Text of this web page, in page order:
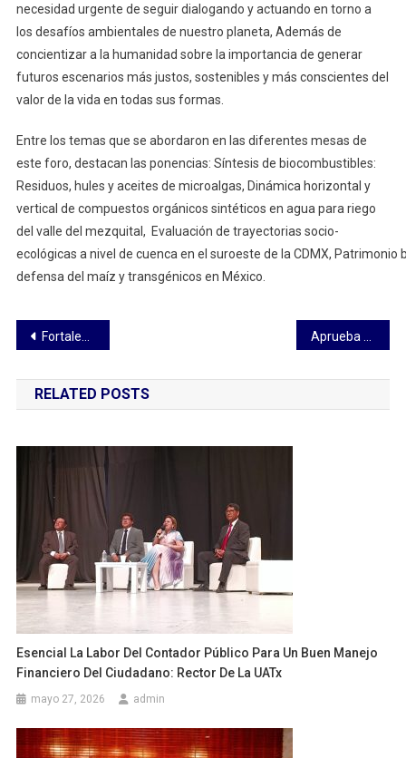
necesidad urgente de seguir dialogando y actuando en torno a
los desafíos ambientales de nuestro planeta, Además de
concientizar a la humanidad sobre la importancia de generar
futuros escenarios más justos, sostenibles y más conscientes del
valor de la vida en todas sus formas.
Entre los temas que se abordaron en las diferentes mesas de
este foro, destacan las ponencias: Síntesis de biocombustibles:
Residuos, hules y aceites de microalgas, Dinámica horizontal y
vertical de compuestos orgánicos sintéticos en agua para riego
del valle del mezquital, Evaluación de trayectorias socio-
ecológicas a nivel de cuenca en el suroeste de la CDMX,
defensa del maíz y transgénicos en México.
Navegación
de
entradas
Fortalece Congreso del Estado lazos diplomáticos con el Reino de Marruecos
RELATED POSTS
Esencial La Labor Del Contador Público Para Un Buen Manejo
Financiero Del Ciudadano: Rector De La UATx
mayo 27, 2026 admin